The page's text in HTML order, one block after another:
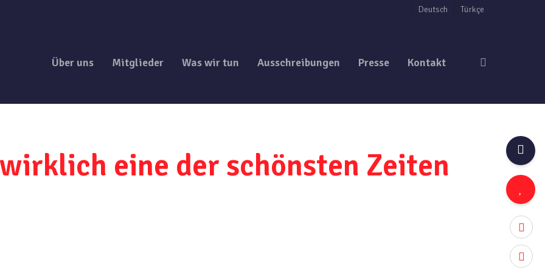
twitter
Deutsch Türkçe
Über uns Mitglieder Was wir tun Ausschreibungen Presse Kontakt
wirklich eine der schönsten Zeiten